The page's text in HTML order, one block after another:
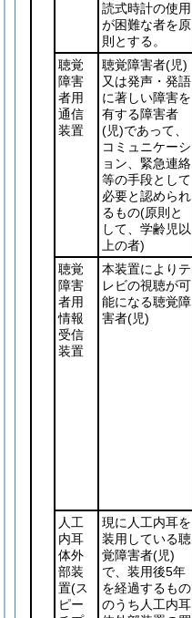
読式時計の使用
が困難な者を原
則とする。
聴覚
障害
者用
通信
装置
聴覚障害者(児)
又は発声・発語
に著しい障害を
有する障害者
(児)であって、
コミュニケーシ
ョン、緊急連絡
等の手段として
必要と認められ
るもの(原則と
して、学齢児以
上の者)
聴覚
障害
者用
情報
受信
装置
本装置によりテ
レビの視聴が可
能になる聴覚障
害者(児)
人工
内耳
体外
部装
置(ス
ピー
現に人工内耳を
装用している聴
覚障害者(児)
で、装用後5年
を経過するもの
のうち人工内耳